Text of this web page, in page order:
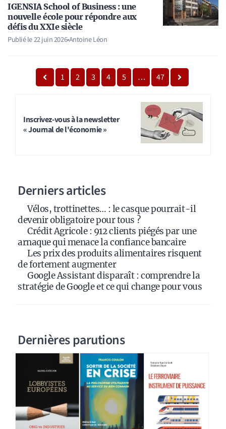
IGENSIA School of Business : une
nouvelle école pour répondre aux
défis du XXIe siècle
Publié le22 juin 2026•Antoine Léon
1 2 3 4 5 … 47
Inscrivez-vous à la newsletter
« Journal de l'économie »
Derniers articles
Vélos, trottinettes… : le casque pourrait-il
devenir obligatoire pour tous ?
Crédit Agricole : 912 clients piégés par une
arnaque qui menace la confiance bancaire
Les prix des produits alimentaires risquent
de fortement augmenter
Google Assistant disparaît : comprendre la
stratégie de Google et ce qui change pour vous
Dernières parutions